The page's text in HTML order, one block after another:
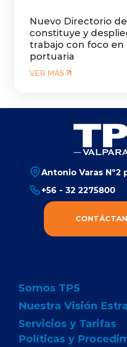
Nuevo Directorio de
constituye y
trabajo con foco en
portuaria
VER MÁS
Antonio Varas Nº2
+56 - 32 2275800
Somos TPS
Nuestra Visión
Servicios y Tarifas
Políticas y